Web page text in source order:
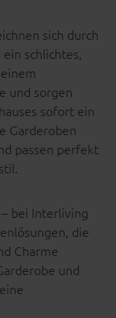
sich durch
schlichtes,
und sorgen
sofort ein
Garderoben
passen perfekt
bei Interliving
die
Charme
und